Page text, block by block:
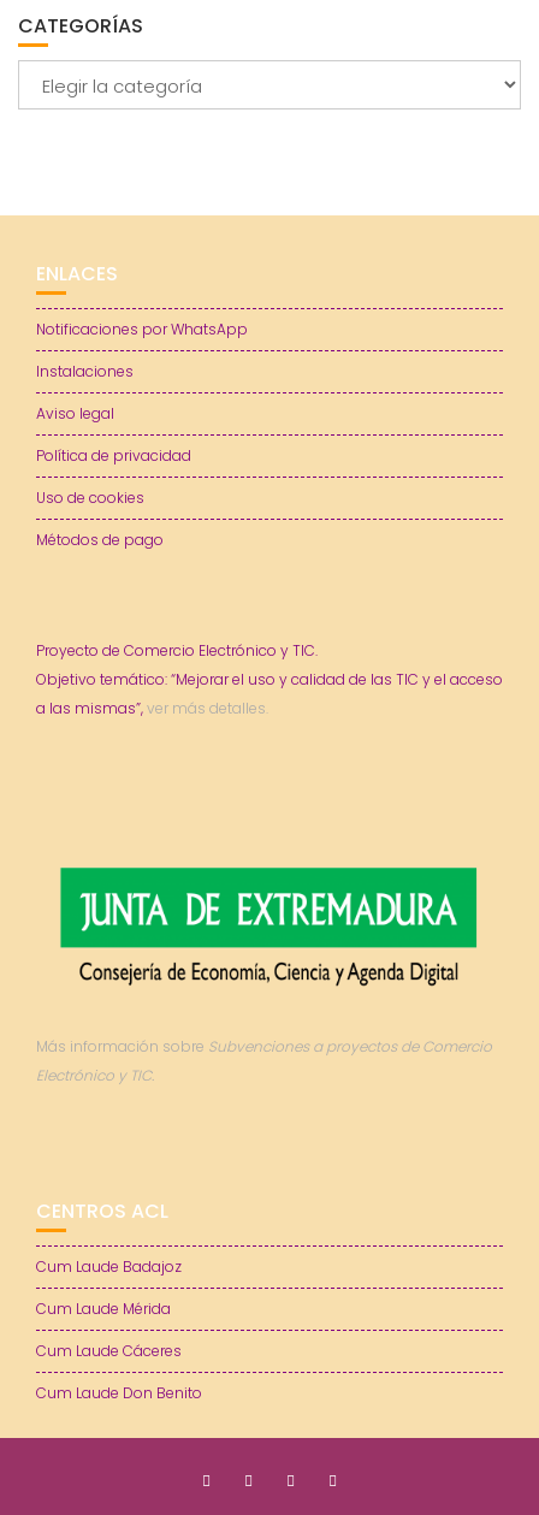
CATEGORÍAS
ENLACES
Notificaciones por WhatsApp
Instalaciones
Aviso legal
Política de privacidad
Uso de cookies
Métodos de pago
Proyecto de Comercio Electrónico y TIC.
Objetivo temático: “Mejorar el uso y calidad de las TIC y el acceso
a las mismas”,ver más detalles.
Más información sobre Subvenciones a proyectos de Comercio
Electrónico y TIC.
CENTROS ACL
Cum Laude Badajoz
Cum Laude Mérida
Cum Laude Cáceres
Cum Laude Don Benito